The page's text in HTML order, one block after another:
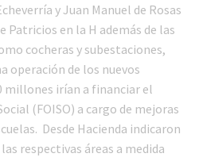
y Juan Manuel de Rosas
Patricios en la H además de las
cocheras y subestaciones,
operación de los nuevos
irían a financiar el
(FOISO) a cargo de mejoras
Desde Hacienda indicaron
respectivas áreas a medida